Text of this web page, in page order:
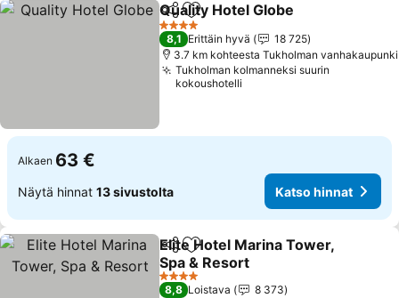
Jaa Lisää suosikkeihin
Quality Hotel Globe
4 Tähtiluokitus
8,1 Erittäin hyvä
18 725
3.7 km kohteesta Tukholman vanhakaupunki
Tukholman kolmanneksi suurin
kokoushotelli
Alkaen 63 €
Näytä hinnat 13 sivustolta Katso hinnat
Jaa Lisää suosikkeihin
Elite Hotel Marina Tower,
Spa & Resort
4 Tähtiluokitus
8,8 Loistava
8 373